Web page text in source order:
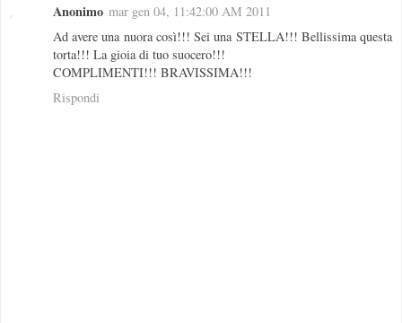
Anonimo mar gen 04, 11:42:00 AM 2011
Ad avere una nuora così!!! Sei una STELLA!!! Bellissima questa
torta!!! La gioia di tuo suocero!!!
COMPLIMENTI!!! BRAVISSIMA!!!
Rispondi